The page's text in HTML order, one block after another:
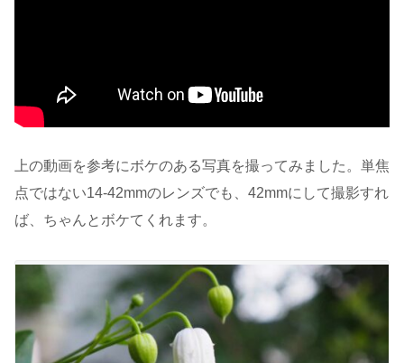
上の動画を参考にボケのある写真を撮ってみました。単焦
点ではない14-42mmのレンズでも、42mmにして撮影すれ
ば、ちゃんとボケてくれます。